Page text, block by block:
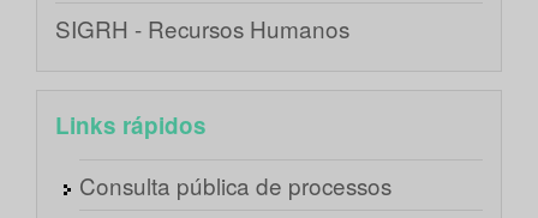
SIGRH - Recursos Humanos
Links rápidos
Consulta pública de processos